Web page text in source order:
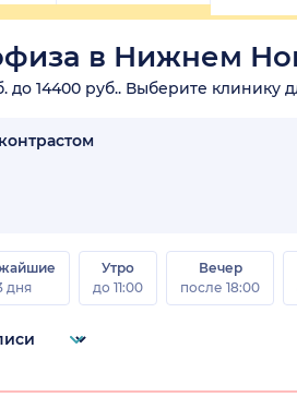
в Нижнем
до 14400 руб.. Выберите клинику
дня
Утро
до 11:00
Вечер
после 18:00